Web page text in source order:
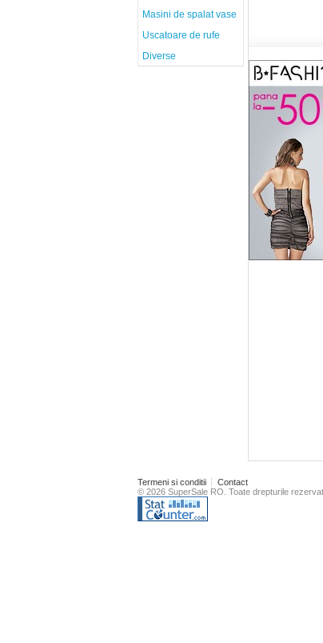
Masini de spalat vase
Uscatoare de rufe
Diverse
Termeni si conditii
Contact
© 2026 SuperSale RO. Toate drepturile